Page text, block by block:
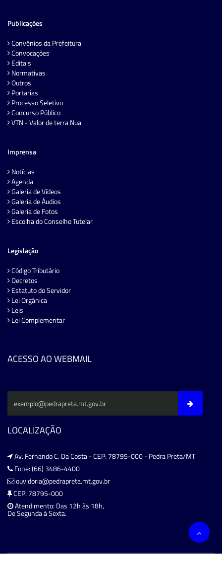
Publicações
Convênios da Prefeitura
Convocações
Editais
Normativas
Outros
Portarias
Processo Seletivo
Concurso Público
VTN - Valor de terra Nua
Imprensa
Notícias
Agenda
Galeria de Vídeos
Galeria de Áudios
Galeria de Fotos
Escolha do Conselho Tutelar
Legislação
Código Tributário
Decretos
Estatuto do Servidor
Lei Orgânica
Leis
Lei Complementar
ACESSO AO WEBMAIL
LOCALIZAÇÃO
Av. Fernando C. Da Costa - CEP: 78795-000 - Pedra Preta/MT
Fone: (66) 3486-4400
ouvidoria@pedrapreta.mt.gov.br
CEP: 78795-000
Atendimento: Das 12h às 18h,
De Segunda à Sexta.